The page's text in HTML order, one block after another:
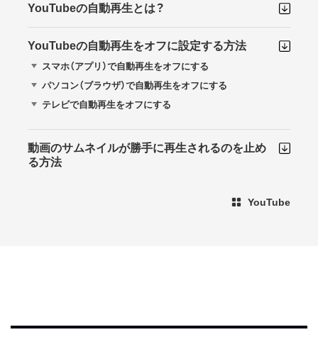
YouTubeの自動再生とは？
YouTubeの自動再生をオフに設定する方法
スマホ（アプリ）で自動再生をオフにする
パソコン（ブラウザ）で自動再生をオフにする
テレビで自動再生をオフにする
動画のサムネイルが勝手に再生されるのを止め
る方法
YouTube